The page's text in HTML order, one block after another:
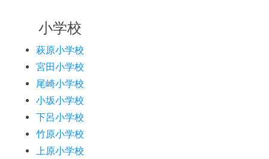
小学校
萩原小学校
宮田小学校
尾崎小学校
小坂小学校
下呂小学校
竹原小学校
上原小学校